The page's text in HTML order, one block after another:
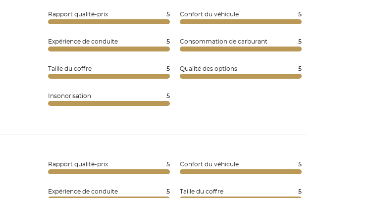
Rapport qualité-prix 5 Confort du véhicule 5
Expérience de conduite 5 Consommation de carburant 5
Taille du coffre 5 Qualité des options 5
Insonorisation 5
Rapport qualité-prix 5 Confort du véhicule 5
Expérience de conduite 5 Taille du coffre 5